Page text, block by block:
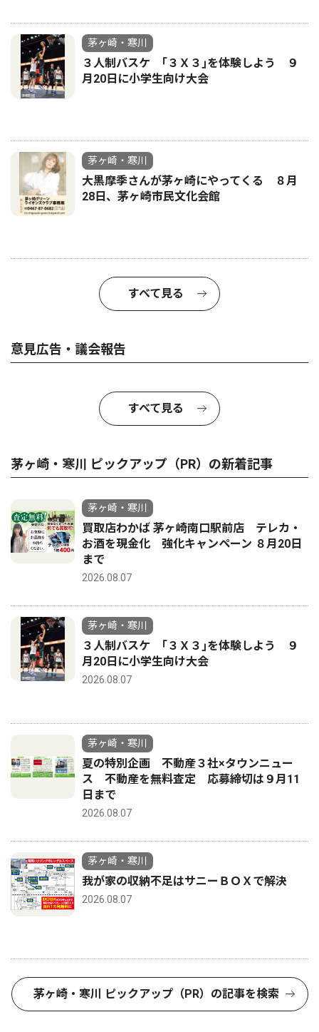
茅ヶ崎・寒川
３人制バスケ ｢３Ｘ３｣を体験しよう ９
月20日に小学生向け大会
茅ヶ崎・寒川
大黒摩季さんが茅ヶ崎にやってくる ８月
28日、茅ヶ崎市民文化会館
すべて見る
意見広告・議会報告
すべて見る
茅ヶ崎・寒川 ピックアップ（PR）の新着記事
茅ヶ崎・寒川
買取店わかば 茅ヶ崎南口駅前店 テレカ・
お酒を現金化 強化キャンペーン ８月20日
まで
2026.08.07
茅ヶ崎・寒川
３人制バスケ ｢３Ｘ３｣を体験しよう ９
月20日に小学生向け大会
2026.08.07
茅ヶ崎・寒川
夏の特別企画 不動産３社×タウンニュー
ス 不動産を無料査定 応募締切は９月11
日まで
2026.08.07
茅ヶ崎・寒川
我が家の収納不足はサニーＢＯＸで解決
2026.08.07
茅ヶ崎・寒川 ピックアップ（PR）の記事を検索